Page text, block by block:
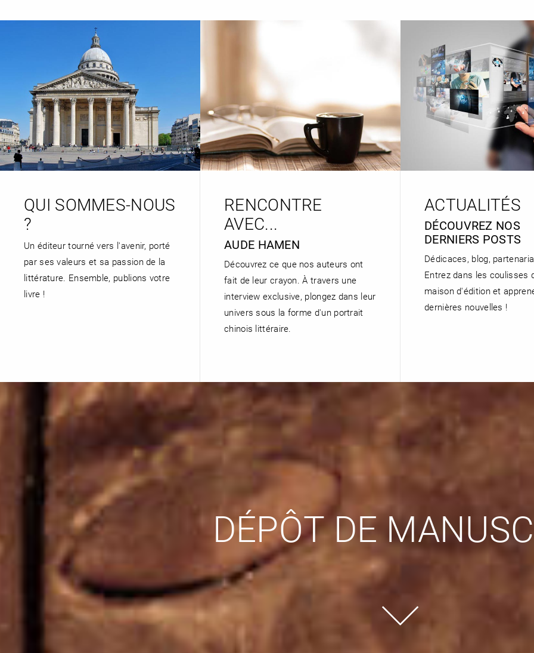
TOUT LE CATALOGUE
RENCONTRE AVEC…
REVUE DE PRESSE
QUI SOMMES-NOUS
?
Un éditeur tourné vers l'avenir, porté
par ses valeurs et sa passion de la
littérature. Ensemble, publions votre
livre !
RENCONTRE
AVEC...
AUDE HAMEN
Découvrez ce que nos auteurs ont
fait de leur crayon. À travers une
interview exclusive, plongez dans leur
univers sous la forme d'un portrait
chinois littéraire.
ACTUALITÉS
DÉCOUVREZ NOS
DERNIERS POSTS
Dédicaces, blog,
Entrez dans les coulisses
maison d'édition et
dernières nouvelles !
DÉPÔT DE